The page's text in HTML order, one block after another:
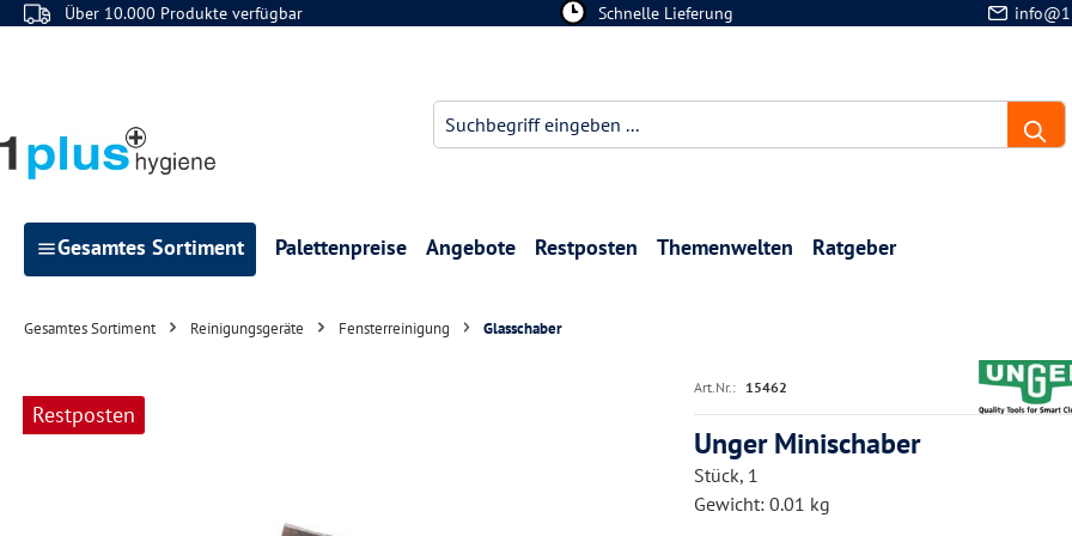
Hauptinhalt springen
Zur Suche springen
Zur Hauptnavigation springen
Über 10.000 Produkte verfügbar Schnelle Lieferung
Gesamtes Sortiment Palettenpreise Angebote Restposten Themenwelten Ratgeber
Gesamtes Sortiment Reinigungsgeräte Fensterreinigung Glasschaber
Restposten
Bildergalerie überspringen Art.Nr.: 15462
Unger Minischaber
Stück, 1
Gewicht: 0.01 kg